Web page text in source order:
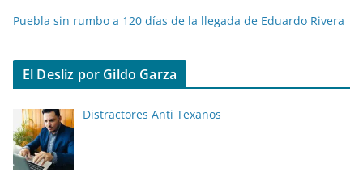
Puebla sin rumbo a 120 días de la llegada de Eduardo Rivera
El Desliz por Gildo Garza
Distractores Anti Texanos